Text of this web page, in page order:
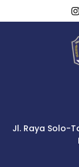
Jl. Raya Solo-